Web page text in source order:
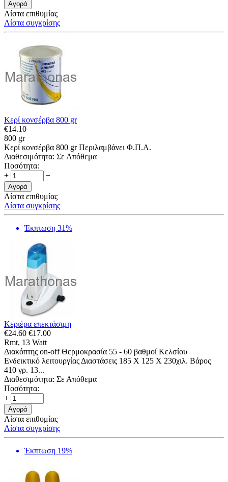
Αγορά
Λίστα επιθυμίας
Λίστα συγκρίσης
Κερί κονσέρβα 800 gr
€14.10
800 gr
Κερί κονσέρβα 800 gr Περιλαμβάνει Φ.Π.Α.
Διαθεσιμότητα: Σε Απόθεμα
Ποσότητα:
+
−
Αγορά
Λίστα επιθυμίας
Λίστα συγκρίσης
Έκπτωση 31%
Κεριέρα επεκτάσιμη
€24.60 €17.00
Rmt, 13 Watt
Διακόπτης on-off Θερμοκρασία 55 - 60 βαθμοί Κελσίου
Ενδεικτικό λειτουργίας Διαστάσεις 185 Χ 125 X 230χιλ. Βάρος
410 γρ. 13...
Διαθεσιμότητα: Σε Απόθεμα
Ποσότητα:
+
−
Αγορά
Λίστα επιθυμίας
Λίστα συγκρίσης
Έκπτωση 19%